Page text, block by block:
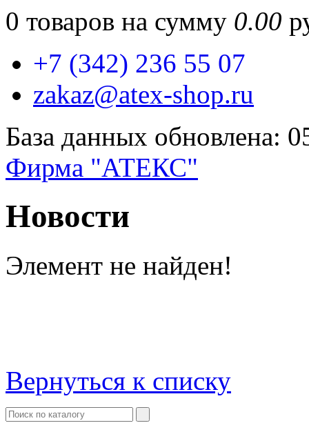
0 товаров на сумму 0.00
+7 (342) 236 55 07
zakaz@atex-shop.ru
База данных обновлена:
Фирма "АТЕКС"
Новости
Элемент не найден!
Вернуться к списку